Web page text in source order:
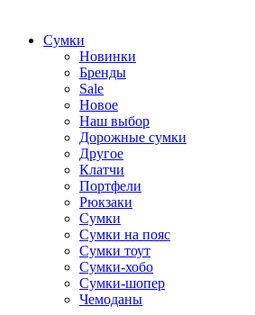
Cумки
Новинки
Бренды
Sale
Новое
Наш выбор
Дорожные сумки
Другое
Клатчи
Портфели
Рюкзаки
Сумки
Сумки на пояс
Сумки тоут
Сумки-хобо
Сумки-шопер
Чемоданы